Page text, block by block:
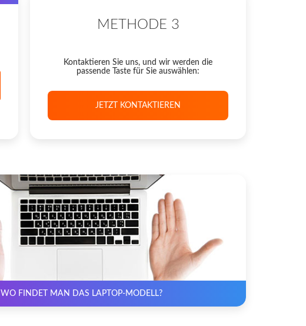
METHODE 3
Kontaktieren Sie uns, und wir werden die
passende Taste für Sie auswählen:
JETZT KONTAKTIEREN
WO FINDET MAN DAS LAPTOP-MODELL?